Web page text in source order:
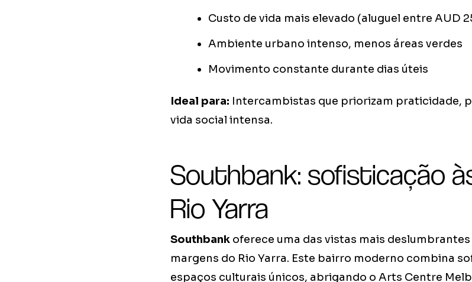
Custo de vida mais elevado (aluguel entre AUD
Ambiente urbano intenso, menos áreas verdes
Movimento constante durante dias úteis
Ideal para: Intercambistas que priorizam praticidade,
vida social intensa.
Southbank: sofisticação
Rio Yarra
Southbank oferece uma das vistas mais
margens do Rio Yarra. Este bairro moderno combina
espaços culturais únicos, abrigando o Arts Centre